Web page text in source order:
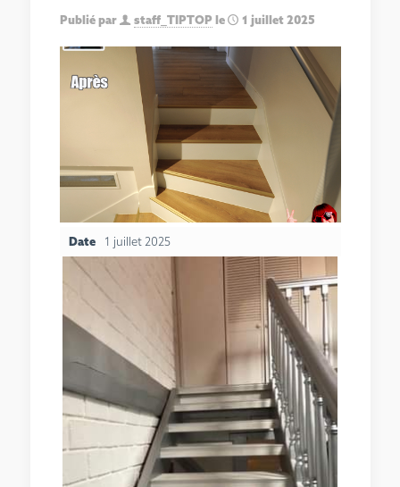
Publié par staff_TIPTOP le 1 juillet 2025
Date 1 juillet 2025